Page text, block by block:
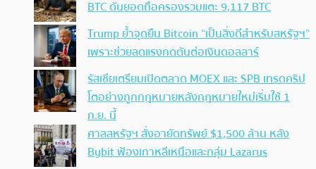
BTC ดันยอดถือครองรวมแตะ 9,117 BTC
Trump ย้ำจุดยืน Bitcoin “เป็นสิ่งดีสำหรับสหรัฐฯ”
เพราะช่วยลดแรงกดดันต่อเงินดอลลาร์
รัสเซียเตรียมเปิดตลาด MOEX และ SPB เทรดคริป
โตอย่างถูกกฎหมายหลังกฎหมายใหม่เริ่มใช้ 1
ก.ย. นี้
ศาลสหรัฐฯ สั่งอายัดทรัพย์ $1,500 ล้าน หลัง
Bybit ฟ้องเกาหลีเหนือและกลุ่ม Lazarus